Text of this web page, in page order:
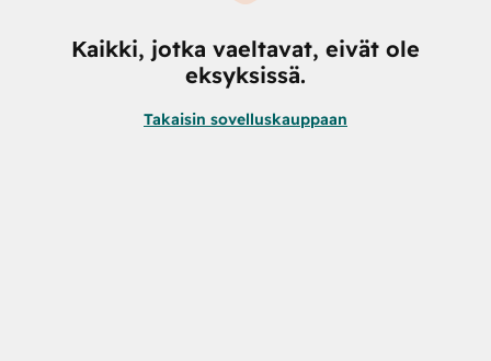
Kaikki, jotka vaeltavat, eivät ole
eksyksissä.
Takaisin sovelluskauppaan